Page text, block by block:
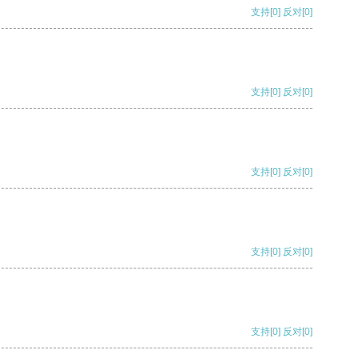
支持[0] 反对[0]
支持[0] 反对[0]
支持[0] 反对[0]
支持[0] 反对[0]
支持[0] 反对[0]